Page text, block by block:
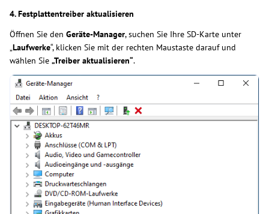
4. Festplattentreiber aktualisieren
Öffnen Sie den Geräte-Manager, suchen Sie Ihre SD-Karte unter
„Laufwerke“, klicken Sie mit der rechten Maustaste darauf und
wählen Sie „Treiber aktualisieren“.